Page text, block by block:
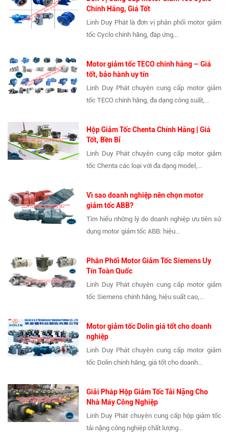
Chính Hãng, Giá Tốt
Linh Duy Phát là đơn vị phân phối motor giảm
tốc Cyclo chính hãng, đáp ứng...
Motor giảm tốc TECO chính hãng – Giá
tốt, bảo hành uy tín
Linh Duy Phát chuyên cung cấp motor giảm
tốc TECO chính hãng, đa dạng công suất,...
Hộp Giảm Tốc Chenta Chính Hãng | Giá
Tốt, Bền Bỉ
Linh Duy Phát chuyên cung cấp motor giảm
tốc Chenta các loại với đa dạng model,...
Vì sao doanh nghiệp nên chọn motor
giảm tốc ABB?
Tìm hiểu những lý do doanh nghiệp ưu tiên sử
dụng motor giảm tốc ABB: hiệu...
Phân Phối Motor Giảm Tốc Siemens Uy
Tín Toàn Quốc
Linh Duy Phát chuyên cung cấp motor giảm
tốc Siemens chính hãng, hiệu suất cao,...
Motor giảm tốc Dolin giá tốt cho doanh
nghiệp
Linh Duy Phát chuyên cung cấp motor giảm
tốc Dolin chính hãng, giá tốt cho doanh...
Giải Pháp Hộp Giảm Tốc Tải Nặng Cho
Nhà Máy Công Nghiệp
Linh Duy Phát chuyên cung cấp hộp giảm tốc
tải nặng công nghiệp chất lượng...